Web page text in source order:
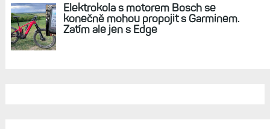
Elektrokola s motorem Bosch se
konečně mohou propojit s Garminem.
Zatím ale jen s Edge